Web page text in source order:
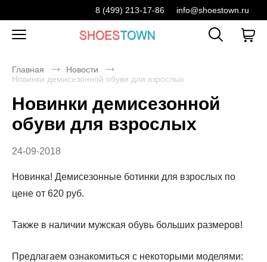
8 (499) 213-17-86 info@shoestown.ru
Главная
Новости
Новинки демисезонной обуви для взрослых
Новинки демисезонной
обуви для взрослых
24-09-2018
Новинка! Демисезонные ботинки для взрослых по
цене от 620 руб.
Также в наличии мужская обувь больших размеров!
Предлагаем ознакомиться с некоторыми моделями: